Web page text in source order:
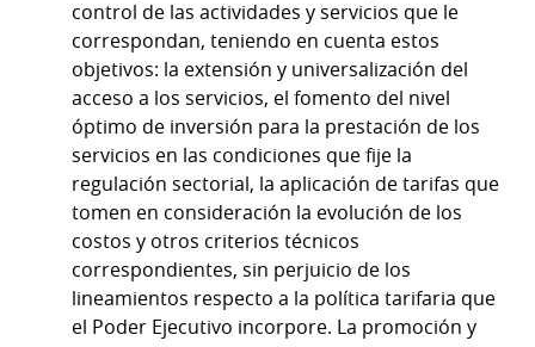
control de las actividades y servicios que le
correspondan, teniendo en cuenta estos
objetivos: la extensión y universalización del
acceso a los servicios, el fomento del nivel
óptimo de inversión para la prestación de los
servicios en las condiciones que fije la
regulación sectorial, la aplicación de tarifas que
tomen en consideración la evolución de los
costos y otros criterios técnicos
correspondientes, sin perjuicio de los
lineamientos respecto a la política tarifaria que
el Poder Ejecutivo incorpore. La promoción y